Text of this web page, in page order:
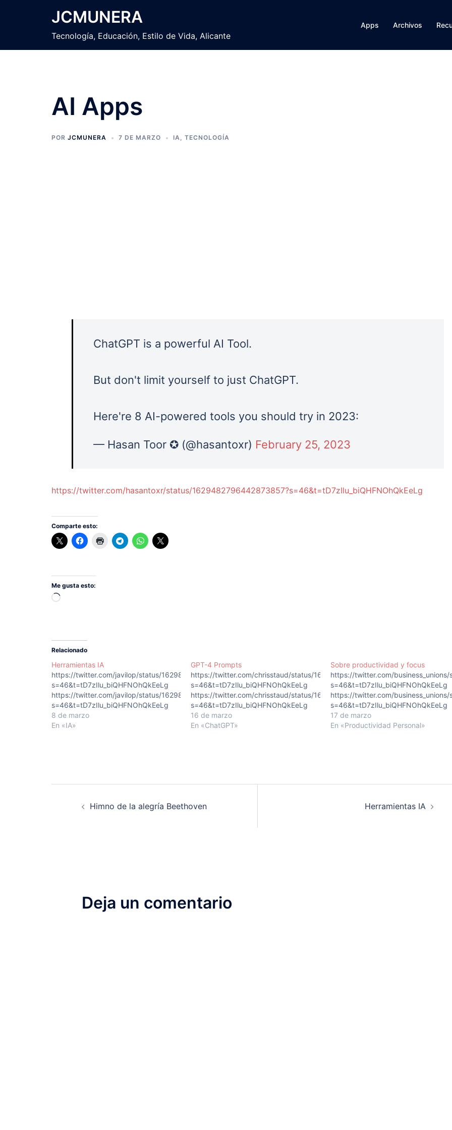
JCMUNERA
Tecnología, Educación, Estilo de Vida, Alicante
Apps Archivos
AI Apps
POR JCMUNERA 7 DE MARZO IA, TECNOLOGÍA
ChatGPT is a powerful AI Tool.
But don't limit yourself to just ChatGPT.
Here're 8 AI-powered tools you should try in 2023:
— Hasan Toor ✪ (@hasantoxr) February 25, 2023
https://twitter.com/hasantoxr/status/1629482796442873857?s=46&t=tD7zIlu_biQHFNOhQkEeLg
Comparte esto:
Me gusta esto:
Cargando...
Relacionado
Herramientas IA
https://twitter.com/javilop/status/1629876030088564736?
s=46&t=tD7zIlu_biQHFNOhQkEeLg
https://twitter.com/javilop/status/1629876030088564736?
s=46&t=tD7zIlu_biQHFNOhQkEeLg
8 de marzo
En «IA»
GPT-4 Prompts
https://twitter.com/chrisstaud/status/1635908282601684997?
s=46&t=tD7zIlu_biQHFNOhQkEeLg
https://twitter.com/chrisstaud/status/1635908282601684997?
s=46&t=tD7zIlu_biQHFNOhQkEeLg
16 de marzo
En «ChatGPT»
Sobre productividad y focus
https://twitter.com/
s=46&t=tD7zIlu_biQHFNOhQkEeLg
https://twitter.com/
s=46&t=tD7zIlu_biQHFNOhQkEeLg
17 de marzo
En «Productividad Personal»
Himno de la alegría Beethoven Herramientas IA
Deja un comentario